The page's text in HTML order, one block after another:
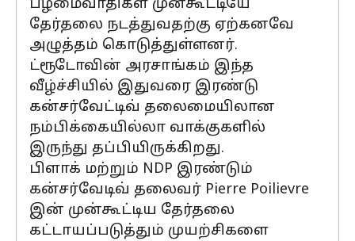
பழமைவாதிகள் முன்கூட்டியே
தேர்தலை நடத்துவதற்கு ஏற்கனவே
அழுத்தம் கொடுத்துள்ளனர்.
ட்ரூடோவின் அரசாங்கம் இந்த
வீழ்ச்சியில் இதுவரை இரண்டு
கன்சர்வேட்டிவ் தலைமையிலான
நம்பிக்கையில்லா வாக்குகளில்
இருந்து தப்பியிருக்கிறது.
பிளாக் மற்றும் NDP இரண்டும்
கன்சர்வேடிவ் தலைவர் Pierre Poilievre
இன் முன்கூட்டிய தேர்தலை
கட்டாயப்படுத்தும் முயற்சிகளை